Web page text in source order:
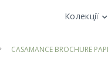
Колекції
CASAMANCE BROCHURE